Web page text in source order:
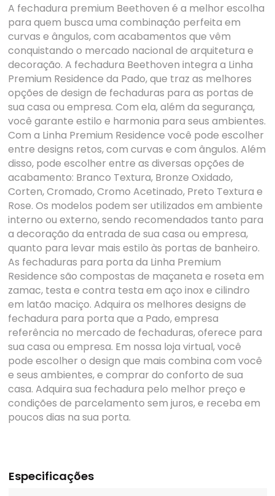
A fechadura premium Beethoven é a melhor escolha
para quem busca uma combinação perfeita em
curvas e ângulos, com acabamentos que vêm
conquistando o mercado nacional de arquitetura e
decoração. A fechadura Beethoven integra a Linha
Premium Residence da Pado, que traz as melhores
opções de design de fechaduras para as portas de
sua casa ou empresa. Com ela, além da segurança,
você garante estilo e harmonia para seus ambientes.
Com a Linha Premium Residence você pode escolher
entre designs retos, com curvas e com ângulos. Além
disso, pode escolher entre as diversas opções de
acabamento: Branco Textura, Bronze Oxidado,
Corten, Cromado, Cromo Acetinado, Preto Textura e
Rose. Os modelos podem ser utilizados em ambiente
interno ou externo, sendo recomendados tanto para
a decoração da entrada de sua casa ou empresa,
quanto para levar mais estilo às portas de banheiro.
As fechaduras para porta da Linha Premium
Residence são compostas de maçaneta e roseta em
zamac, testa e contra testa em aço inox e cilindro
em latão maciço. Adquira os melhores designs de
fechadura para porta que a Pado, empresa
referência no mercado de fechaduras, oferece para
sua casa ou empresa. Em nossa loja virtual, você
pode escolher o design que mais combina com você
e seus ambientes, e comprar do conforto de sua
casa. Adquira sua fechadura pelo melhor preço e
condições de parcelamento sem juros, e receba em
poucos dias na sua porta.
Especificações